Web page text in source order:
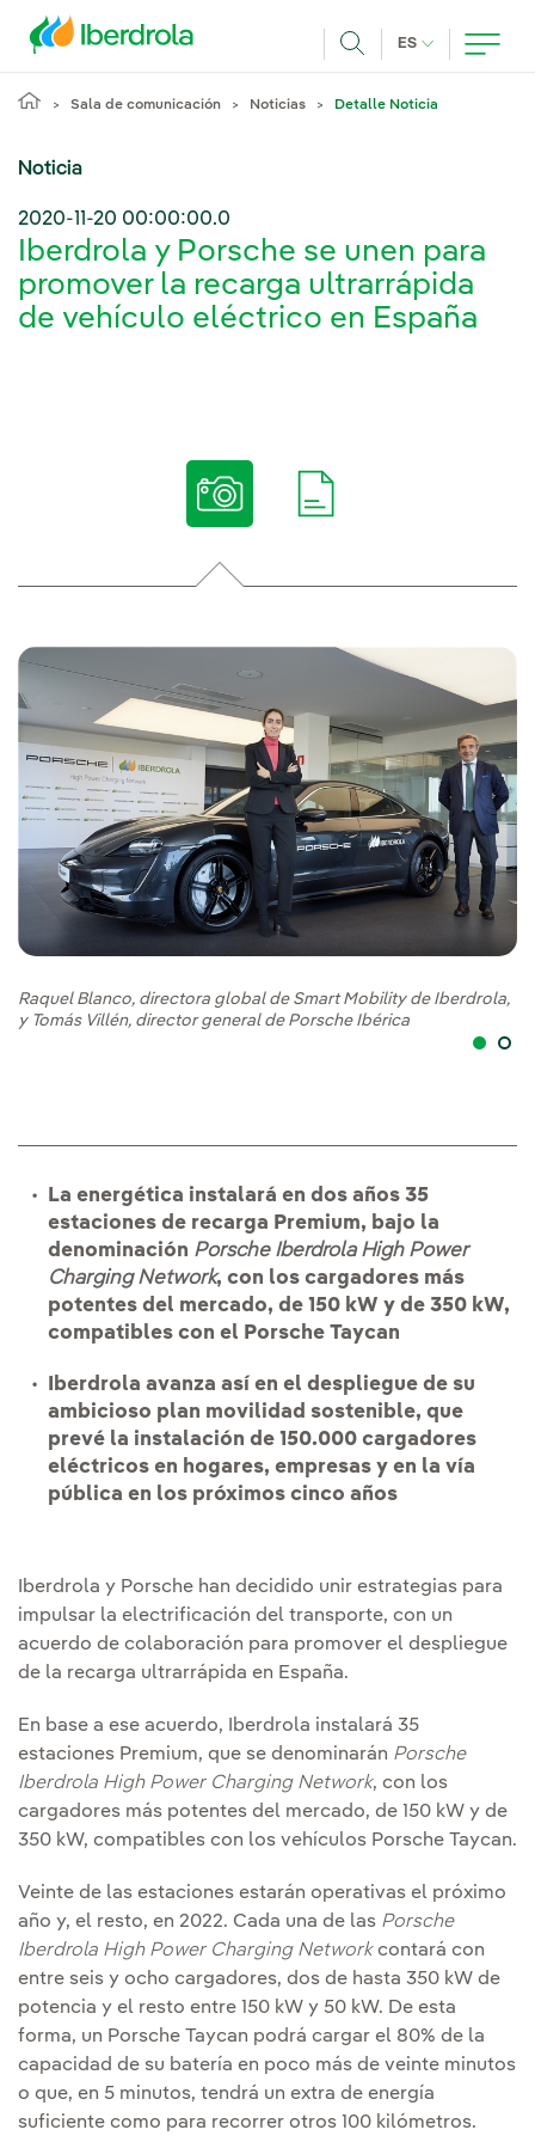
ES IDIOMA
Sala de comunicación Noticias Detalle Noticia
Noticia
2020-11-20 00:00:00.0
Iberdrola y Porsche se unen para
promover la recarga ultrarrápida
de vehículo eléctrico en España
Raquel Blanco, directora global de Smart Mobility de Iberdrola,
y Tomás Villén, director general de Porsche Ibérica
La energética instalará en dos años 35
estaciones de recarga Premium, bajo la
denominación Porsche Iberdrola High Power
Charging Network, con los cargadores más
potentes del mercado, de 150 kW y de 350 kW,
compatibles con el Porsche Taycan
Iberdrola avanza así en el despliegue de su
ambicioso plan movilidad sostenible, que
prevé la instalación de 150.000 cargadores
eléctricos en hogares, empresas y en la vía
pública en los próximos cinco años
Iberdrola y Porsche han decidido unir estrategias para
impulsar la electrificación del transporte, con un
acuerdo de colaboración para promover el despliegue
de la recarga ultrarrápida en España.
En base a ese acuerdo, Iberdrola instalará 35
estaciones Premium, que se denominarán Porsche
Iberdrola High Power Charging Network, con los
cargadores más potentes del mercado, de 150 kW y de
350 kW, compatibles con los vehículos Porsche Taycan.
Veinte de las estaciones estarán operativas el próximo
año y, el resto, en 2022. Cada una de las Porsche
Iberdrola High Power Charging Networkcontará con
entre seis y ocho cargadores, dos de hasta 350 kW de
potencia y el resto entre 150 kW y 50 kW. De esta
forma, un Porsche Taycan podrá cargar el 80% de la
capacidad de su batería en poco más de veinte minutos
o que, en 5 minutos, tendrá un extra de energía
suficiente como para recorrer otros 100 kilómetros.